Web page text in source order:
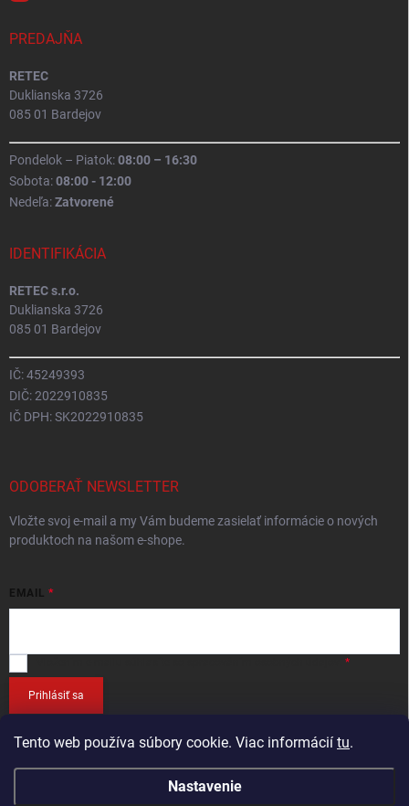
Tento web používa súbory cookie. Viac informácií tu.
Nastavenie
PREDAJŇA
RETEC
Duklianska 3726
085 01 Bardejov
Pondelok – Piatok:08:00 – 16:30
Sobota:08:00 - 12:00
Nedeľa:Zatvorené
IDENTIFIKÁCIA
RETEC s.r.o.
Duklianska 3726
085 01 Bardejov
IČ: 45249393
DIČ: 2022910835
IČ DPH: SK2022910835
ODOBERAŤ NEWSLETTER
Vložte svoj e-mail a my Vám budeme zasielať informácie o nových
produktoch na našom e-shope.
EMAIL
Prihlásiť sa